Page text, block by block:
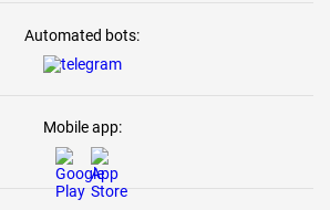
Automated bots:
Mobile app: